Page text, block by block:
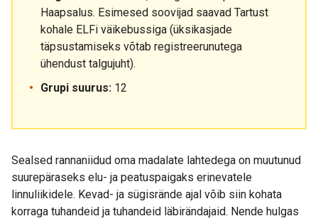
Haapsalus. Esimesed soovijad saavad Tartust
kohale ELFi väikebussiga (üksikasjade
täpsustamiseks võtab registreerunutega
ühendust talgujuht).
Grupi suurus: 12
Sealsed rannaniidud oma madalate lahtedega on muutunud
suurepäraseks elu- ja peatuspaigaks erinevatele
linnuliikidele. Kevad- ja sügisrände ajal võib siin kohata
korraga tuhandeid ja tuhandeid läbirändajaid. Nende hulgas